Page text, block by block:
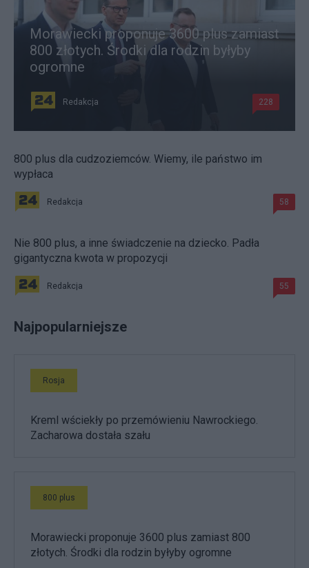
Morawiecki proponuje 3600 plus zamiast
800 złotych. Środki dla rodzin byłyby
ogromne
Redakcja 228
800 plus dla cudzoziemców. Wiemy, ile państwo im
wypłaca
Redakcja 58
Nie 800 plus, a inne świadczenie na dziecko. Padła
gigantyczna kwota w propozycji
Redakcja 55
Najpopularniejsze
Rosja
Kreml wściekły po przemówieniu Nawrockiego.
Zacharowa dostała szału
800 plus
Morawiecki proponuje 3600 plus zamiast 800
złotych. Środki dla rodzin byłyby ogromne